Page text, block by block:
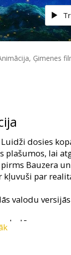
Ģimenes
dosies
plašumos, lai
Bauzera
kļuvuši par
valodu